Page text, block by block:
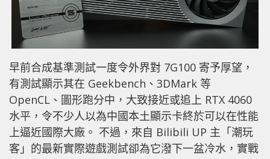
早前合成基準測試一度令外界對 7G100 寄予厚望，
有測試顯示其在 Geekbench、3DMark 等
OpenCL、圖形跑分中，大致接近或追上 RTX 4060
水平，令不少人以為中國本土顯示卡終於可以在性能
上逼近國際大廠。 不過，來自 Bilibili UP 主「潮玩
客」的最新實際遊戲測試卻為它潑下一盆冷水，實戰